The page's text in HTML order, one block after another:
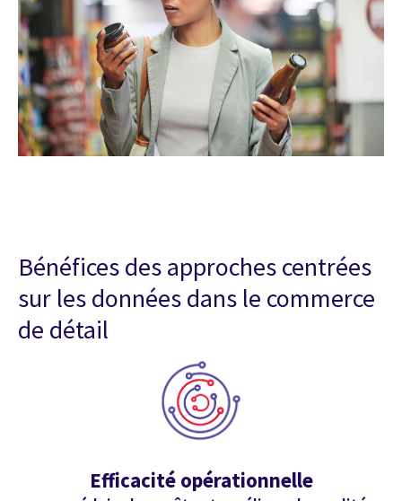
Bénéfices des approches centrées
sur les données dans le commerce
de détail
Efficacité opérationnelle